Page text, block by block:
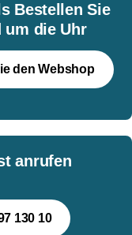
Bestellen Sie
um die Uhr
den Webshop
anrufen
130 10